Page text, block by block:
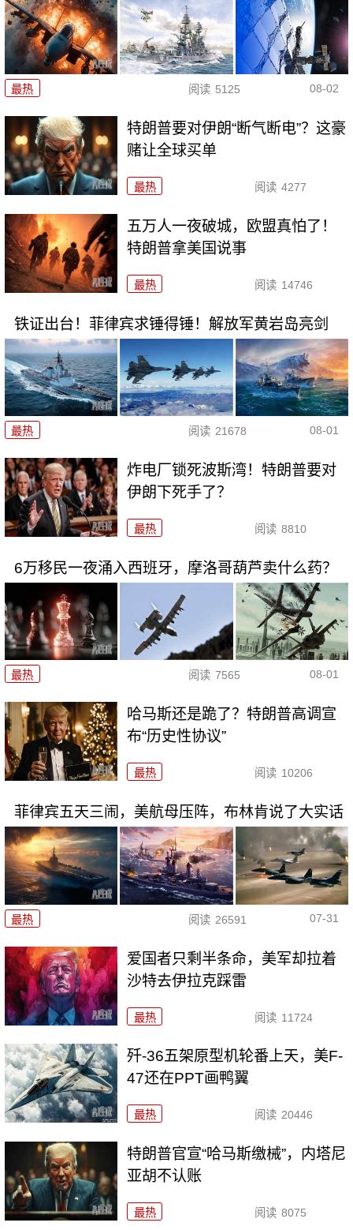
最热 阅读 5125 08-02
特朗普要对伊朗“断气断电”？这豪
赌让全球买单
最热 阅读 4277
五万人一夜破城，欧盟真怕了！
特朗普拿美国说事
最热 阅读 14746
铁证出台！菲律宾求锤得锤！解放军黄岩岛亮剑
最热 阅读 21678 08-01
炸电厂锁死波斯湾！特朗普要对
伊朗下死手了？
最热 阅读 8810
6万移民一夜涌入西班牙，摩洛哥葫芦卖什么药？
最热 阅读 7565 08-01
哈马斯还是跪了？特朗普高调宣
布“历史性协议”
最热 阅读 10206
菲律宾五天三闹，美航母压阵，布林肯说了大实话
最热 阅读 26591 07-31
爱国者只剩半条命，美军却拉着
沙特去伊拉克踩雷
最热 阅读 11724
歼-36五架原型机轮番上天，美F-
47还在PPT画鸭翼
最热 阅读 20446
特朗普官宣“哈马斯缴械”，内塔尼
亚胡不认账
最热 阅读 8075